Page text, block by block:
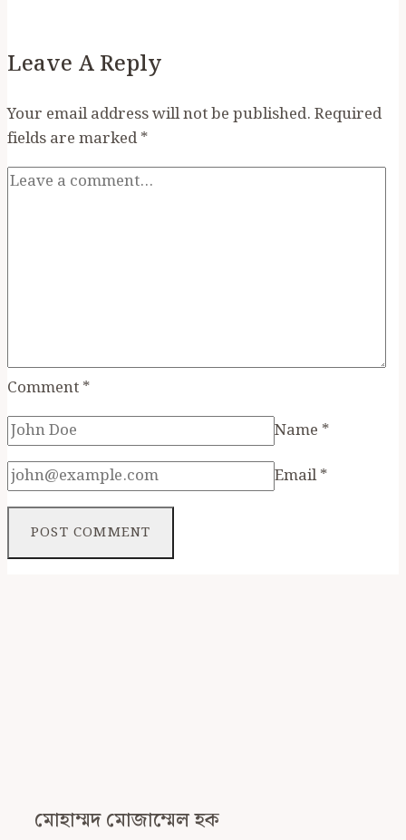
বোঝার
জন্য
কেন
এটি
Leave A Reply
Your email address will not be published.Required
fields are marked*
Comment*
Name *
Email*
মোহাম্মদ মোজাম্মেল হক